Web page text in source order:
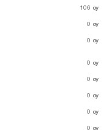
106 oy
0 oy
0 oy
106 oy
0 oy
0 oy
0 oy
0 oy
0 oy